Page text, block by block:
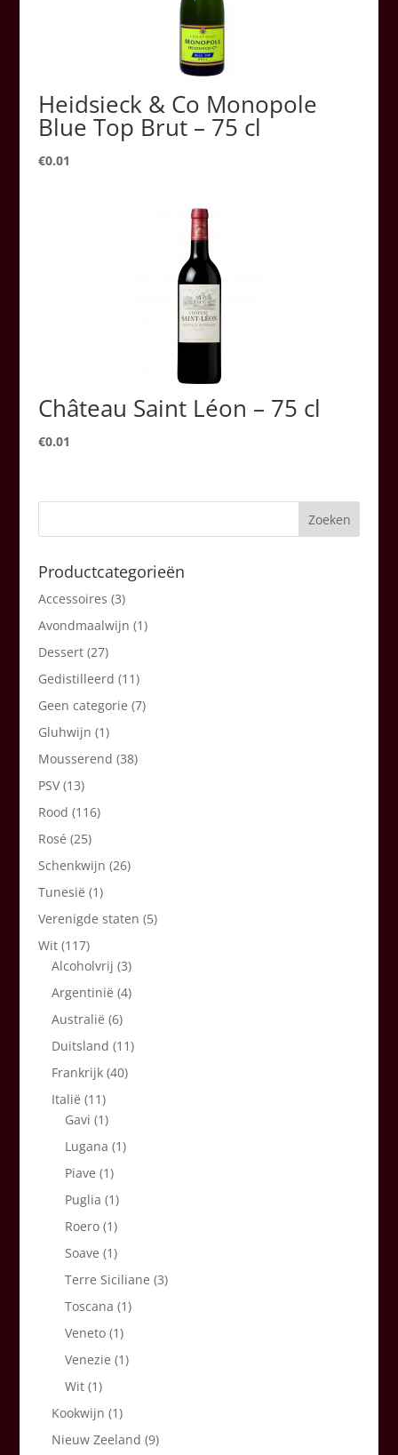
Heidsieck & Co Monopole
Blue Top Brut – 75 cl
€0.01
Château Saint Léon – 75 cl
€0.01
Productcategorieën
Accessoires (3)
Avondmaalwijn (1)
Dessert (27)
Gedistilleerd (11)
Geen categorie (7)
Gluhwijn (1)
Mousserend (38)
PSV (13)
Rood (116)
Rosé (25)
Schenkwijn (26)
Tunesië (1)
Verenigde staten (5)
Wit (117)
Alcoholvrij (3)
Argentinië (4)
Australië (6)
Duitsland (11)
Frankrijk (40)
Italië (11)
Gavi (1)
Lugana (1)
Piave (1)
Puglia (1)
Roero (1)
Soave (1)
Terre Siciliane (3)
Toscana (1)
Veneto (1)
Venezie (1)
Wit (1)
Kookwijn (1)
Nieuw Zeeland (9)